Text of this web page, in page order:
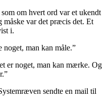
om hvert ord var et ukendt
måske var det præcis det. Et
i.
noget, man kan måle.”
er noget, man kan mærke. Og
sendte en mail til